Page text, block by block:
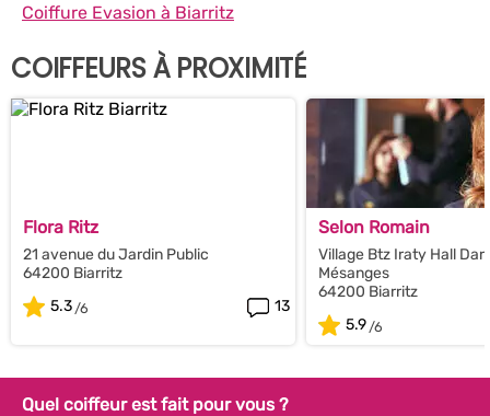
Coiffure Evasion à Biarritz
COIFFEURS À PROXIMITÉ
Flora Ritz
21 avenue du Jardin Public
64200 Biarritz
5.3
13
Selon Romain
Village Btz Iraty Hall
Mésanges
64200 Biarritz
5.9
Quel coiffeur est fait pour vous ?